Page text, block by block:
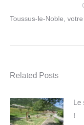
Toussus-le-Noble,
Related Posts
Le
!